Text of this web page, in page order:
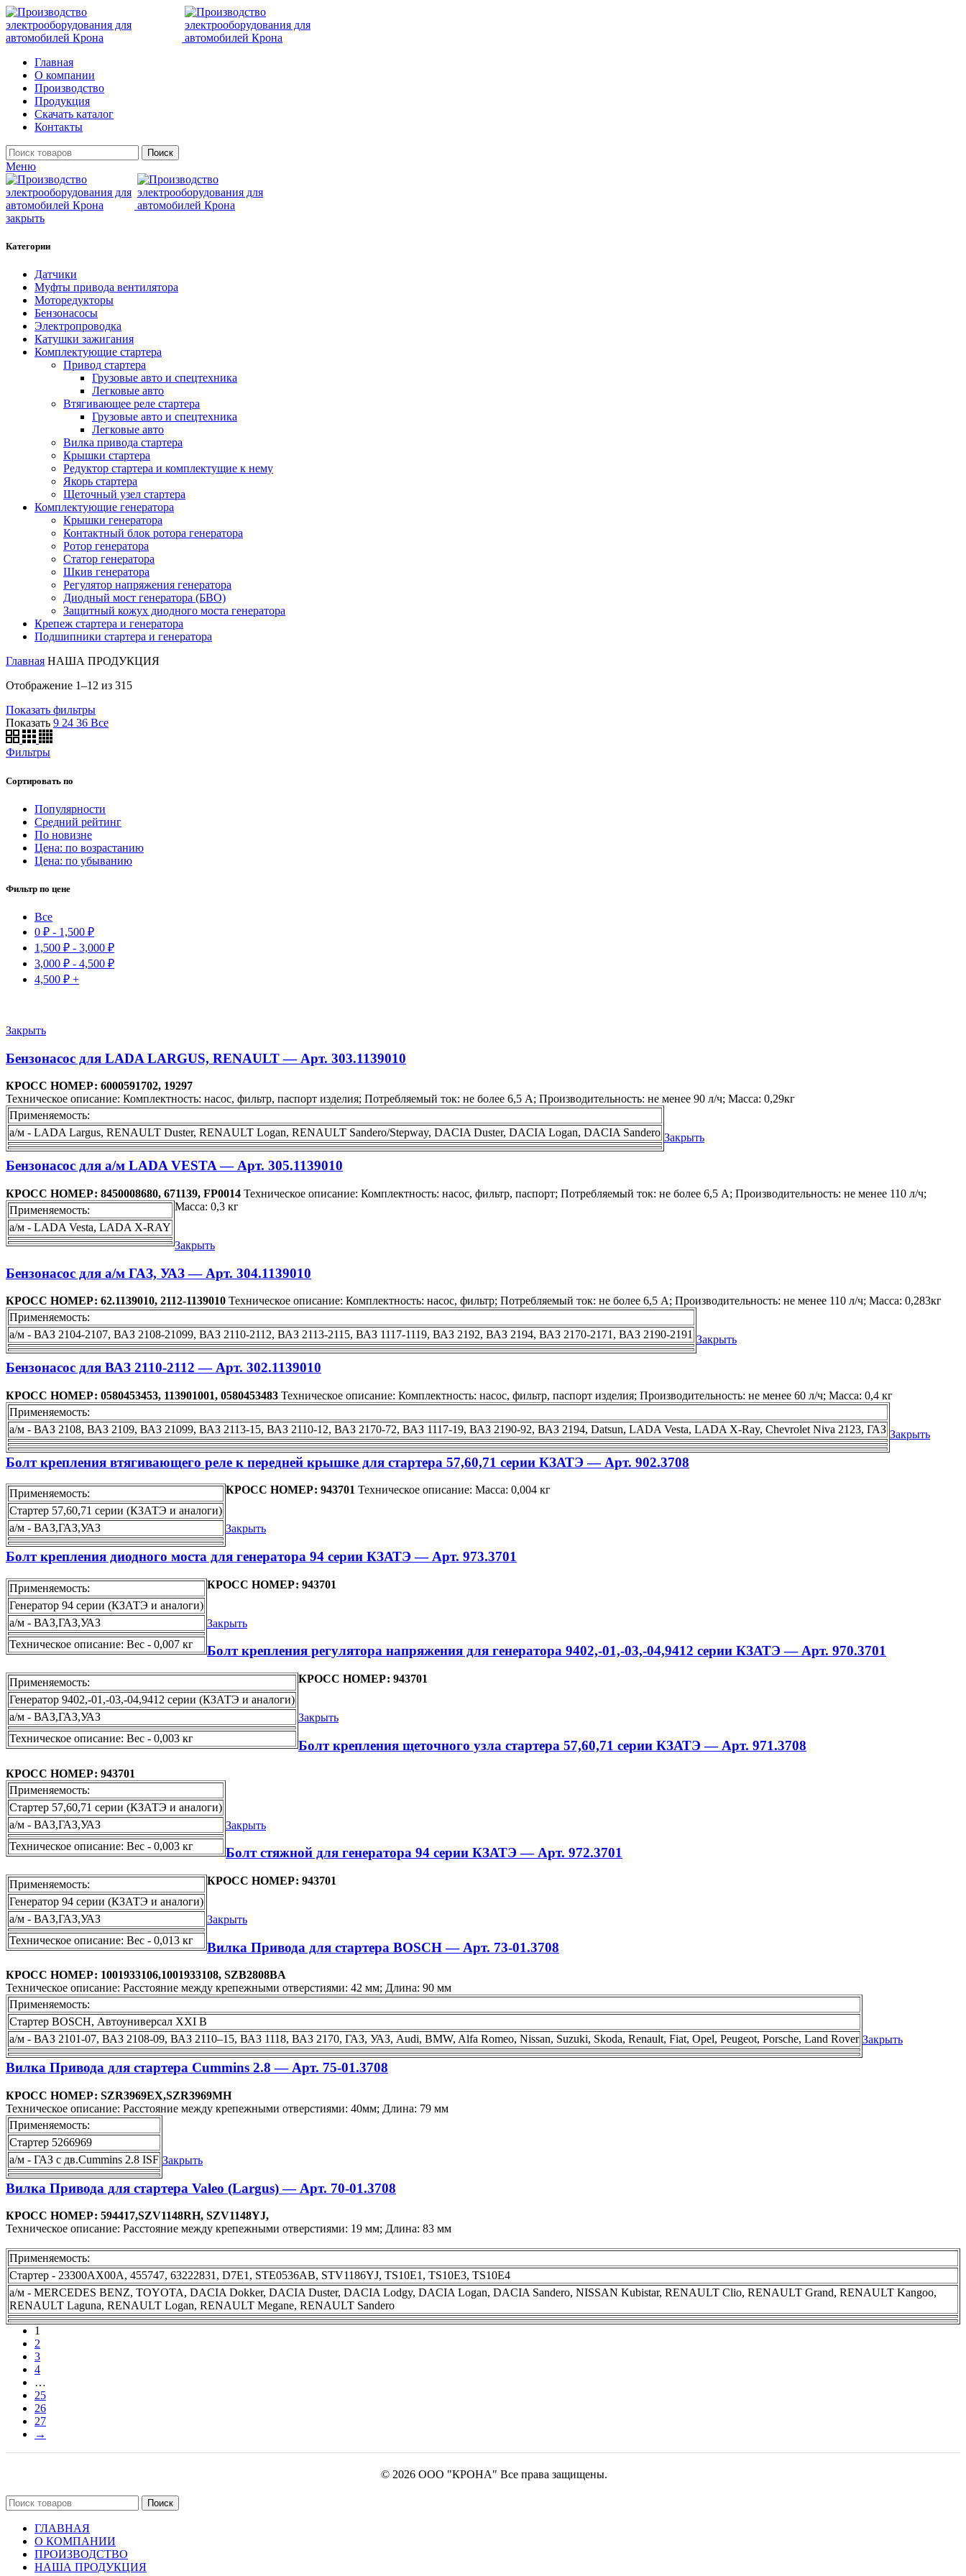
Главная
О компании
Производство
Продукция
Скачать каталог
Контакты
Поиск
Меню
закрыть
Категории
Датчики
Муфты привода вентилятора
Моторедукторы
Бензонасосы
Электропроводка
Катушки зажигания
Комплектующие стартера
Привод стартера
Грузовые авто и спецтехника
Легковые авто
Втягивающее реле стартера
Грузовые авто и спецтехника
Легковые авто
Вилка привода стартера
Крышки стартера
Редуктор стартера и комплектущие к нему
Якорь стартера
Щеточный узел стартера
Комплектующие генератора
Крышки генератора
Контактный блок ротора генератора
Ротор генератора
Статор генератора
Шкив генератора
Регулятор напряжения генератора
Диодный мост генератора (БВО)
Защитный кожух диодного моста генератора
Крепеж стартера и генератора
Подшипники стартера и генератора
Главная НАША ПРОДУКЦИЯ
Отображение 1–12 из 315
Показать фильтры
Показать 9 24 36 Все
Фильтры
Сортировать по
Популярности
Средний рейтинг
По новизне
Цена: по возрастанию
Цена: по убыванию
Фильтр по цене
Все
0 ₽ - 1,500 ₽
1,500 ₽ - 3,000 ₽
3,000 ₽ - 4,500 ₽
4,500 ₽ +
Закрыть
Бензонасос для LADA LARGUS, RENAULT — Арт. 303.1139010
КРОСС НОМЕР: 6000591702, 19297
Техническое описание: Комплектность: насос, фильтр, паспорт изделия; Потребляемый ток: не более 6,5 А; Производительность: не менее 90 л/ч; Масса: 0,29кг
Применяемость:
а/м - LADA Largus, RENAULT Duster, RENAULT Logan, RENAULT Sandero/Stepway, DACIA Duster, DACIA Logan, DACIA Sandero Закрыть
Бензонасос для а/м LADA VESTA — Арт. 305.1139010
КРОСС НОМЕР: 8450008680, 671139, FP0014 Техническое описание: Комплектность: насос, фильтр, паспорт; Потребляемый ток: не более 6,5 А; Производительность: не менее 110 л/ч;
Масса: 0,3 кг
Применяемость:
а/м - LADA Vesta, LADA X-RAY
Закрыть
Бензонасос для а/м ГАЗ, УАЗ — Арт. 304.1139010
КРОСС НОМЕР: 62.1139010, 2112-1139010 Техническое описание: Комплектность: насос, фильтр; Потребляемый ток: не более 6,5 А; Производительность: не менее 110 л/ч; Масса: 0,283кг
Применяемость:
а/м - ВАЗ 2104-2107, ВАЗ 2108-21099, ВАЗ 2110-2112, ВАЗ 2113-2115, ВАЗ 1117-1119, ВАЗ 2192, ВАЗ 2194, ВАЗ 2170-2171, ВАЗ 2190-2191 Закрыть
Бензонасос для ВАЗ 2110-2112 — Арт. 302.1139010
КРОСС НОМЕР: 0580453453, 113901001, 0580453483 Техническое описание: Комплектность: насос, фильтр, паспорт изделия; Производительность: не менее 60 л/ч; Масса: 0,4 кг
Применяемость:
а/м - ВАЗ 2108, ВАЗ 2109, ВАЗ 21099, ВАЗ 2113-15, ВАЗ 2110-12, ВАЗ 2170-72, ВАЗ 1117-19, ВАЗ 2190-92, ВАЗ 2194, Datsun, LADA Vesta, LADA X-Ray, Chevrolet Niva 2123, ГАЗ Закрыть
Болт крепления втягивающего реле к передней крышке для стартера 57,60,71 серии КЗАТЭ — Арт. 902.3708
КРОСС НОМЕР: 943701 Техническое описание: Масса: 0,004 кг
Применяемость:
Стартер 57,60,71 серии (КЗАТЭ и аналоги)
а/м - ВАЗ,ГАЗ,УАЗ
Закрыть
Болт крепления диодного моста для генератора 94 серии КЗАТЭ — Арт. 973.3701
КРОСС НОМЕР: 943701
Применяемость:
Генератор 94 серии (КЗАТЭ и аналоги)
а/м - ВАЗ,ГАЗ,УАЗ
Техническое описание: Вес - 0,007 кг
Закрыть
Болт крепления регулятора напряжения для генератора 9402,-01,-03,-04,9412 серии КЗАТЭ — Арт. 970.3701
КРОСС НОМЕР: 943701
Применяемость:
Генератор 9402,-01,-03,-04,9412 серии (КЗАТЭ и аналоги)
а/м - ВАЗ,ГАЗ,УАЗ
Техническое описание: Вес - 0,003 кг
Закрыть
Болт крепления щеточного узла стартера 57,60,71 серии КЗАТЭ — Арт. 971.3708
КРОСС НОМЕР: 943701
Применяемость:
Стартер 57,60,71 серии (КЗАТЭ и аналоги)
а/м - ВАЗ,ГАЗ,УАЗ
Техническое описание: Вес - 0,003 кг
Закрыть
Болт стяжной для генератора 94 серии КЗАТЭ — Арт. 972.3701
КРОСС НОМЕР: 943701
Применяемость:
Генератор 94 серии (КЗАТЭ и аналоги)
а/м - ВАЗ,ГАЗ,УАЗ
Техническое описание: Вес - 0,013 кг
Закрыть
Вилка Привода для стартера BOSCH — Арт. 73-01.3708
КРОСС НОМЕР: 1001933106,1001933108, SZB2808BA
Техническое описание: Расстояние между крепежными отверстиями: 42 мм; Длина: 90 мм
Применяемость:
Стартер BOSCH, Автоуниверсал ХХI В
а/м - ВАЗ 2101-07, ВАЗ 2108-09, ВАЗ 2110–15, ВАЗ 1118, ВАЗ 2170, ГАЗ, УАЗ, Audi, BMW, Alfa Romeo, Nissan, Suzuki, Skoda, Renault, Fiat, Opel, Peugeot, Porsche, Land Rover Закрыть
Вилка Привода для стартера Cummins 2.8 — Арт. 75-01.3708
КРОСС НОМЕР: SZR3969EX,SZR3969MH
Техническое описание: Расстояние между крепежными отверстиями: 40мм; Длина: 79 мм
Применяемость:
Стартер 5266969
а/м - ГАЗ с дв.Cummins 2.8 ISF Закрыть
Вилка Привода для стартера Valeo (Largus) — Арт. 70-01.3708
КРОСС НОМЕР: 594417,SZV1148RH, SZV1148YJ,
Техническое описание: Расстояние между крепежными отверстиями: 19 мм; Длина: 83 мм
Применяемость:
Стартер - 23300AX00A, 455747, 63222831, D7E1, STE0536AB, STV1186YJ, TS10E1, TS10E3, TS10E4
а/м - MERCEDES BENZ, TOYOTA, DACIA Dokker, DACIA Duster, DACIA Lodgy, DACIA Logan, DACIA Sandero, NISSAN Kubistar, RENAULT Clio, RENAULT Grand, RENAULT Kangoo,
RENAULT Laguna, RENAULT Logan, RENAULT Megane, RENAULT Sandero
1
2
3
4
…
25
26
27
→
© 2026 ООО "КРОНА" Все права защищены.
Поиск
ГЛАВНАЯ
О КОМПАНИИ
ПРОИЗВОДСТВО
НАША ПРОДУКЦИЯ